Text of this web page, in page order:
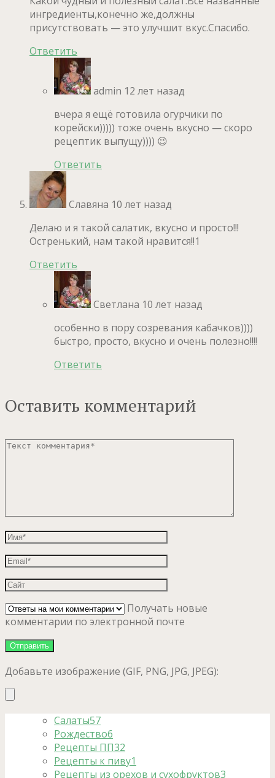
ингредиенты,конечно же,должны
присутствовать — это улучшит вкус.Спасибо.
Ответить
admin 12 лет назад
вчера я ещё готовила огурчики по
корейски))))) тоже очень вкусно — скоро
рецептик выпущу)))) 😉
Ответить
Славяна 10 лет назад
Делаю и я такой салатик, вкусно и просто!!!
Остренький, нам такой нравится!!1
Ответить
Светлана 10 лет назад
особенно в пору созревания кабачков))))
быстро, просто, вкусно и очень полезно!!!!
Ответить
Оставить комментарий
Получать новые
комментарии по электронной почте
Добавьте изображение (GIF, PNG, JPG, JPEG):
Салаты57
Рождество6
Рецепты ПП32
Рецепты к пиву1
Рецепты из орехов и сухофруктов3